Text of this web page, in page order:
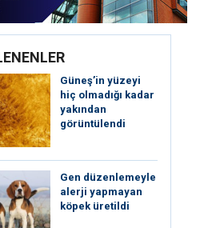
Güneş’in yüzeyi
hiç olmadığı kadar
yakından
görüntülendi
Gen düzenlemeyle
alerji yapmayan
köpek üretildi